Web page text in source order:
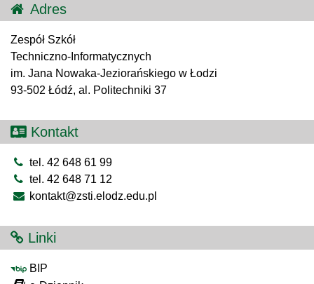
Adres
Zespół Szkół
Techniczno-Informatycznych
im. Jana Nowaka-Jeziorańskiego w Łodzi
93-502 Łódź, al. Politechniki 37
Kontakt
tel. 42 648 61 99
tel. 42 648 71 12
kontakt@zsti.elodz.edu.pl
Linki
BIP